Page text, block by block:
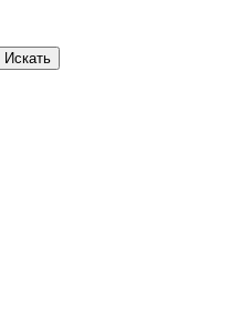
Искать